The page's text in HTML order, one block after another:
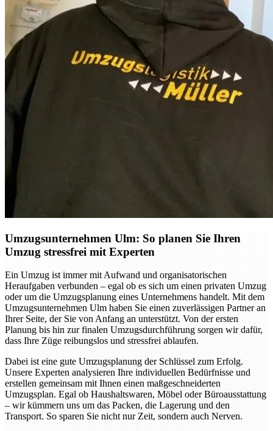
Umzugsunternehmen Ulm: So planen Sie Ihren
Umzug stressfrei mit Experten
Ein Umzug ist immer mit Aufwand und organisatorischen
Heraufgaben verbunden – egal ob es sich um einen privaten Umzug
oder um die Umzugsplanung eines Unternehmens handelt. Mit dem
Umzugsunternehmen Ulm haben Sie einen zuverlässigen Partner an
Ihrer Seite, der Sie von Anfang an unterstützt. Von der ersten
Planung bis hin zur finalen Umzugsdurchführung sorgen wir dafür,
dass Ihre Züge reibungslos und stressfrei ablaufen.
Dabei ist eine gute Umzugsplanung der Schlüssel zum Erfolg.
Unsere Experten analysieren Ihre individuellen Bedürfnisse und
erstellen gemeinsam mit Ihnen einen maßgeschneiderten
Umzugsplan. Egal ob Haushaltswaren, Möbel oder Büroausstattung
– wir kümmern uns um das Packen, die Lagerung und den
Transport. So sparen Sie nicht nur Zeit, sondern auch Nerven.